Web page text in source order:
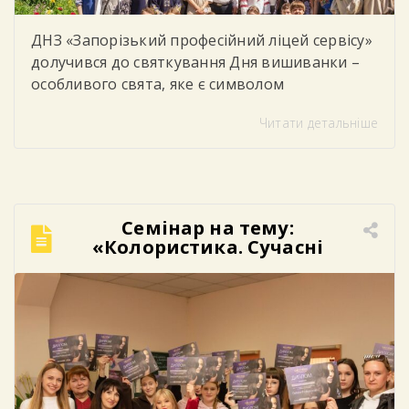
ДНЗ «Запорізький професійний ліцей сервісу»
долучився до святкування Дня вишиванки –
особливого свята, яке є символом
українського народу та любові до рідної
традицій, культури та історії. Яскраві
орнаменти, різноманіття кольорів та
унікальні візерунки створили в закладі […]
Читати детальніше
Семінар на тему:
«Колористика. Сучасні
техніки фарбування».